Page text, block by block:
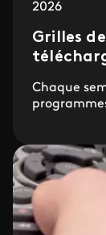
2026
Grilles
Chaque